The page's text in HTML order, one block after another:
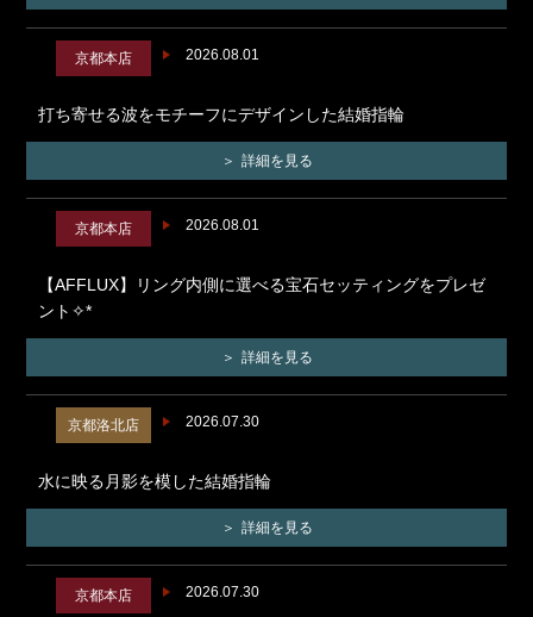
2026.08.01
京都本店
打ち寄せる波をモチーフにデザインした結婚指輪
詳細を見る
2026.08.01
京都本店
【AFFLUX】リング内側に選べる宝石セッティングをプレゼ
ント✧*
詳細を見る
2026.07.30
京都洛北店
水に映る月影を模した結婚指輪
詳細を見る
2026.07.30
京都本店